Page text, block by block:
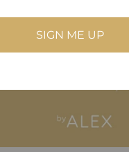
SIGN ME UP